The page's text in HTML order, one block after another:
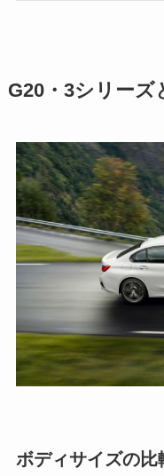
G20・3シリーズ
ボディサイズの比